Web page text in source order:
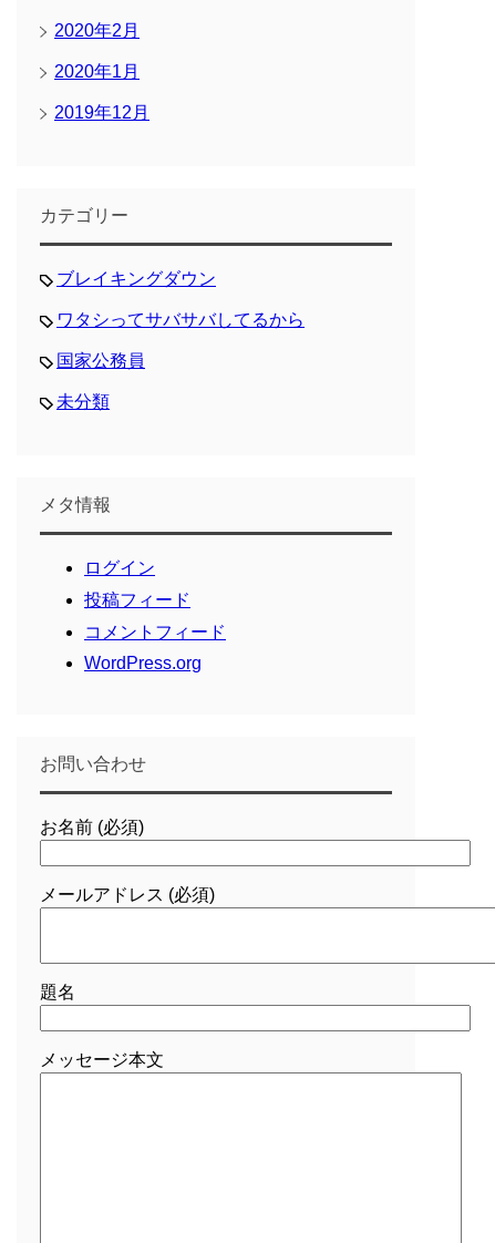
2020年2月
2020年1月
2019年12月
カテゴリー
ブレイキングダウン
ワタシってサバサバしてるから
国家公務員
未分類
メタ情報
ログイン
投稿フィード
コメントフィード
WordPress.org
お問い合わせ
お名前 (必須)
メールアドレス (必須)
題名
メッセージ本文